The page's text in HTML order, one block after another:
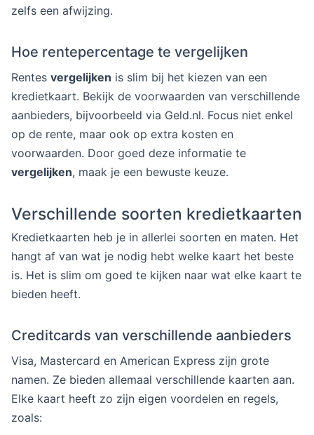
zelfs een afwijzing.
Hoe rentepercentage te vergelijken
Rentes vergelijken is slim bij het kiezen van een
kredietkaart. Bekijk de voorwaarden van verschillende
aanbieders, bijvoorbeeld via Geld.nl. Focus niet enkel
op de rente, maar ook op extra kosten en
voorwaarden. Door goed deze informatie te
vergelijken, maak je een bewuste keuze.
Verschillende soorten kredietkaarten
Kredietkaarten heb je in allerlei soorten en maten. Het
hangt af van wat je nodig hebt welke kaart het beste
is. Het is slim om goed te kijken naar wat elke kaart te
bieden heeft.
Creditcards van verschillende aanbieders
Visa, Mastercard en American Express zijn grote
namen. Ze bieden allemaal verschillende kaarten aan.
Elke kaart heeft zo zijn eigen voordelen en regels,
zoals: